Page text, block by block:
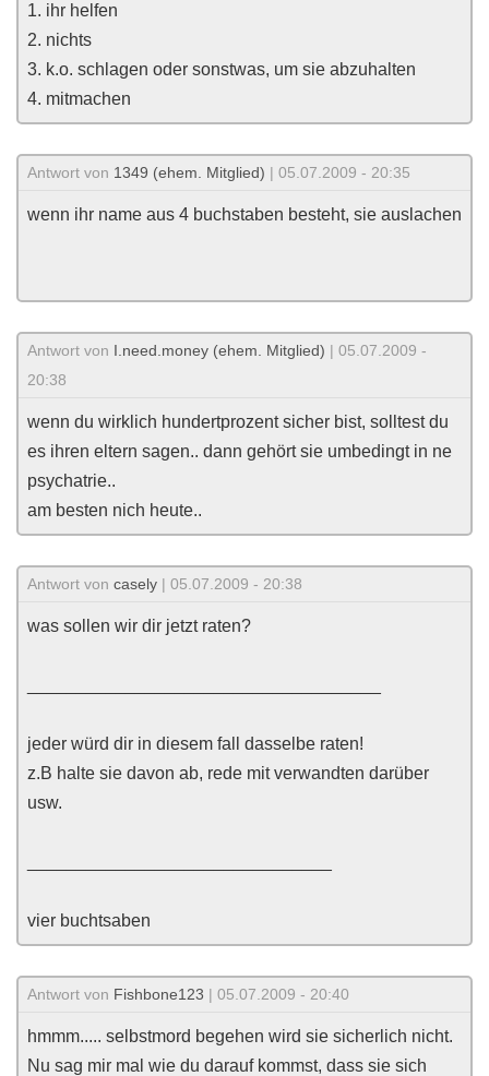
1. ihr helfen
2. nichts
3. k.o. schlagen oder sonstwas, um sie abzuhalten
4. mitmachen
Antwort von 1349 (ehem. Mitglied) | 05.07.2009 - 20:35
wenn ihr name aus 4 buchstaben besteht, sie auslachen
Antwort von I.need.money (ehem. Mitglied) | 05.07.2009 -
20:38
wenn du wirklich hundertprozent sicher bist, solltest du
es ihren eltern sagen.. dann gehört sie umbedingt in ne
psychatrie..
am besten nich heute..
Antwort von casely | 05.07.2009 - 20:38
was sollen wir dir jetzt raten?
jeder würd dir in diesem fall dasselbe raten!
z.B halte sie davon ab, rede mit verwandten darüber
usw.
vier buchtsaben
Antwort von Fishbone123 | 05.07.2009 - 20:40
hmmm..... selbstmord begehen wird sie sicherlich nicht.
Nu sag mir mal wie du darauf kommst, dass sie sich